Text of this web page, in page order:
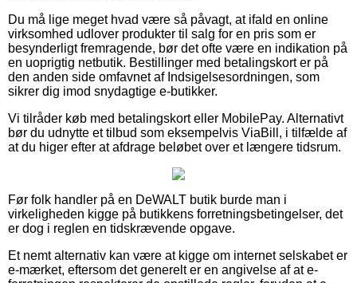
Du må lige meget hvad være så påvagt, at ifald en online
virksomhed udlover produkter til salg for en pris som er
besynderligt fremragende, bør det ofte være en indikation på
en uoprigtig netbutik. Bestillinger med betalingskort er på
den anden side omfavnet af Indsigelsesordningen, som
sikrer dig imod snydagtige e-butikker.
Vi tilråder køb med betalingskort eller MobilePay. Alternativt
bør du udnytte et tilbud som eksempelvis ViaBill, i tilfælde af
at du higer efter at afdrage beløbet over et længere tidsrum.
Før folk handler på en DeWALT butik burde man i
virkeligheden kigge på butikkens forretningsbetingelser, det
er dog i reglen en tidskrævende opgave.
Et nemt alternativ kan være at kigge om internet selskabet er
e-mærket, eftersom det generelt er en angivelse af at e-